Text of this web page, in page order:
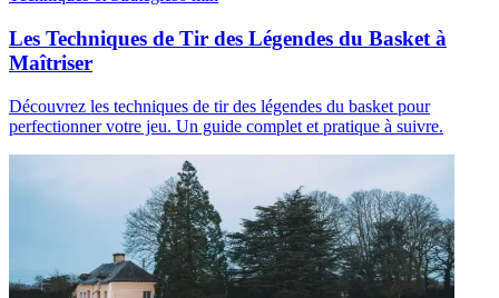
Les Techniques de Tir des Légendes du Basket à
Maîtriser
Découvrez les techniques de tir des légendes du basket pour
perfectionner votre jeu. Un guide complet et pratique à suivre.